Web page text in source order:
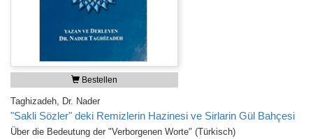
Bestellen
Taghizadeh, Dr. Nader
"Sakli Sözler" deki Remizlerin Hazinesi ve Sirlarin Gül Bahçesi
Über die Bedeutung der "Verborgenen Worte" (Türkisch)